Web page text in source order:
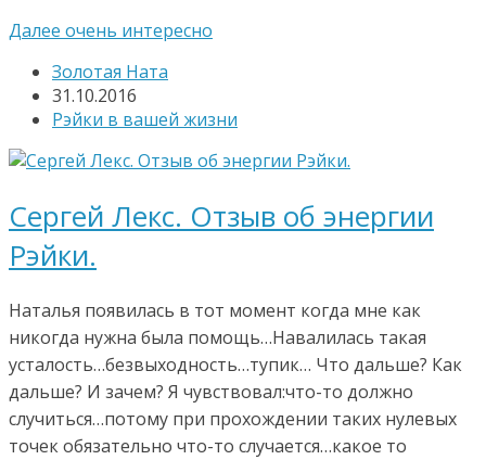
Далее очень интересно
Золотая Ната
31.10.2016
Рэйки в вашей жизни
Сергей Лекс. Отзыв об энергии
Рэйки.
Наталья появилась в тот момент когда мне как
никогда нужна была помощь…Навалилась такая
усталость…безвыходность…тупик… Что дальше? Как
дальше? И зачем? Я чувствовал:что-то должно
случиться…потому при прохождении таких нулевых
точек обязательно что-то случается…какое то